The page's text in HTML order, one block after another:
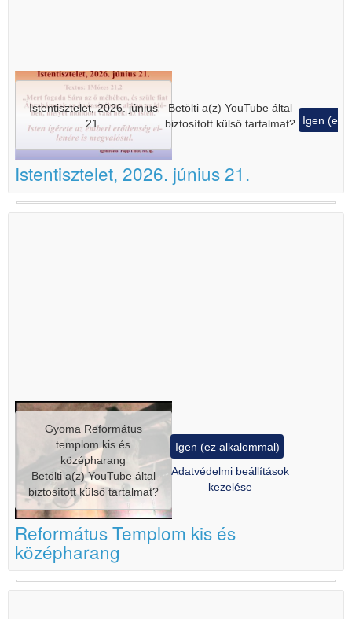
Istentisztelet, 2026. június
21.
Betölti a(z) YouTubeáltal
biztosított külső tartalmat?
Igen (ez
Istentisztelet, 2026. június 21.
Gyoma Református
templom kis és
középharang
Betölti a(z)YouTube által
biztosított külső tartalmat?
Igen (ez alkalommal)
Adatvédelmi beállítások
kezelése
Református Templom kis és
középharang